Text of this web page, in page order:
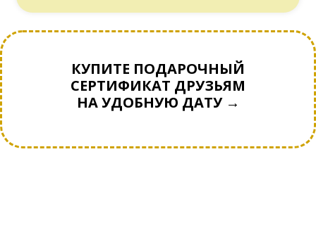
КУПИТЕ ПОДАРОЧНЫЙ
СЕРТИФИКАТ ДРУЗЬЯМ
НА УДОБНУЮ ДАТУ →